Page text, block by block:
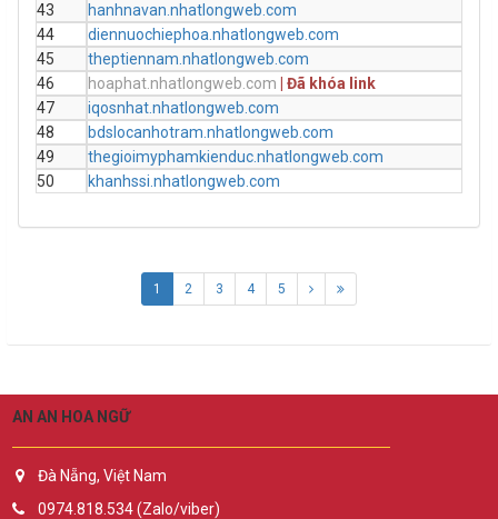
43
hanhnavan.nhatlongweb.com
44
diennuochiephoa.nhatlongweb.com
45
theptiennam.nhatlongweb.com
46
hoaphat.nhatlongweb.com | Đã khóa link
47
iqosnhat.nhatlongweb.com
48
bdslocanhotram.nhatlongweb.com
49
thegioimyphamkienduc.nhatlongweb.com
50
khanhssi.nhatlongweb.com
1 2 3 4 5
AN AN HOA NGỮ
Đà Nẵng, Việt Nam
0974.818.534 (Zalo/viber)